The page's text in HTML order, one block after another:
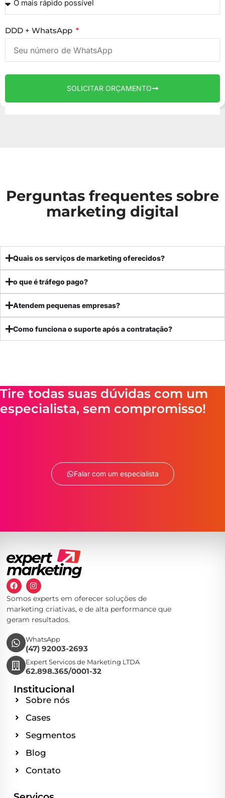
DDD + WhatsApp
SOLICITAR ORÇAMENTO
Perguntas frequentes sobre
marketing digital
Quais os serviços de marketing oferecidos?
o que é tráfego pago?
Atendem pequenas empresas?
Como funciona o suporte após a contratação?
Tire todas suas dúvidas com um
especialista, sem compromisso!
Falar com um especialista
Somos experts em oferecer soluções de
marketing criativas, e de alta performance que
geram resultados.
WhatsApp
(47) 92003-2693
Expert Servicos de Marketing LTDA
62.898.365/0001-32
Institucional
Sobre nós
Cases
Segmentos
Blog
Contato